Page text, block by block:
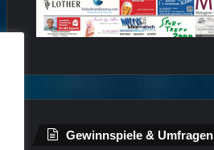
Gewinnspiele & Umfragen